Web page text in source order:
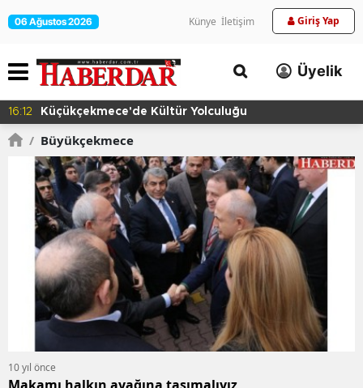
06 Ağustos 2026 Künye İletişim Giriş Yap
Üyelik
16:09
Başkan Vekili Yalçın Ekici, Birlikte Dayanışma
/ Büyükçekmece
10 yıl önce